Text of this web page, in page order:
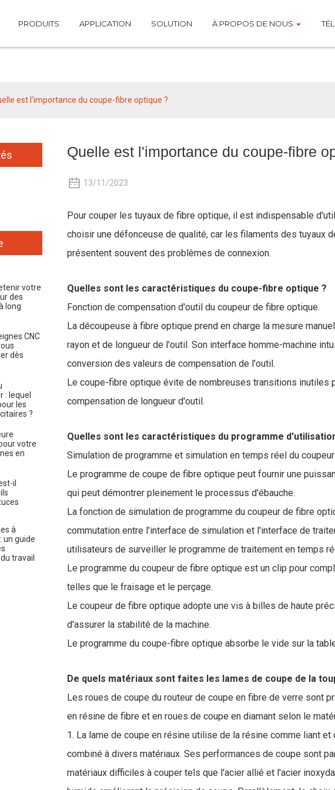
PRODUITS APPLICATION SOLUTION À PROPOS DE NOUS
Nouvelles
est l'importance du coupe-fibre optique ?
votre
des
long
CNC
dès
: lequel
les
?
votre
en
il
à
un guide
travail
force
Quelle est l'importance du coupe-fibre
13/11/2023
Pour couper les tuyaux de fibre optique, il est indispensable
choisir une défonceuse de qualité, car les filaments des tuyaux
présentent souvent des problèmes de connexion.
Quelles sont les caractéristiques du coupe-fibre optique ?
Fonction de compensation d'outil du coupeur de fibre optique.
La découpeuse à fibre optique prend en charge la mesure
rayon et de longueur de l'outil. Son interface homme-machine
conversion des valeurs de compensation de l'outil.
Le coupe-fibre optique évite de nombreuses transitions inutiles
compensation de longueur d'outil.
Quelles sont les caractéristiques du programme
Simulation de programme et simulation en temps réel du
Le programme de coupe de fibre optique peut fournir une
qui peut démontrer pleinement le processus d'ébauche.
La fonction de simulation de programme du coupeur de fibre
commutation entre l'interface de simulation et l'interface de
utilisateurs de surveiller le programme de traitement en temps
Le programme du coupeur de fibre optique est un clip pour
telles que le fraisage et le perçage.
Le coupeur de fibre optique adopte une vis à billes de haute
d'assurer la stabilité de la machine.
Le programme du coupe-fibre optique absorbe le vide sur la
De quels matériaux sont faites les lames de coupe de la
Les roues de coupe du routeur de coupe en fibre de verre sont
en résine de fibre et en roues de coupe en diamant selon le
1. La lame de coupe en résine utilise de la résine comme liant
combiné à divers matériaux. Ses performances de coupe sont
matériaux difficiles à couper tels que l'acier allié et l'acier